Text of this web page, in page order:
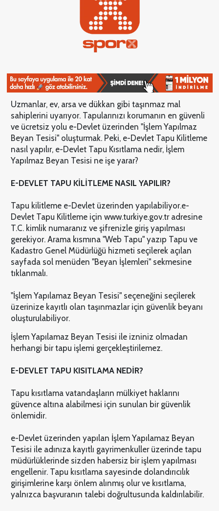
Uzmanlar, ev, arsa ve dükkan gibi taşınmaz mal
sahiplerini uyarıyor. Tapularınızı korumanın en güvenli
ve ücretsiz yolu e-Devlet üzerinden "İşlem Yapılmaz
Beyan Tesisi" oluşturmak. Peki, e-Devlet Tapu Kilitleme
nasıl yapılır, e-Devlet Tapu Kısıtlama nedir, İşlem
Yapılmaz Beyan Tesisi ne işe yarar?
E-DEVLET TAPU KİLİTLEME NASIL YAPILIR?
Tapu kilitleme e-Devlet üzerinden yapılabiliyor.e-
Devlet Tapu Kilitleme için www.turkiye.gov.tr adresine
T.C. kimlik numaranız ve şifrenizle giriş yapılması
gerekiyor. Arama kısmına "Web Tapu" yazıp Tapu ve
Kadastro Genel Müdürlüğü hizmeti seçilerek açılan
sayfada sol menüden "Beyan İşlemleri" sekmesine
tıklanmalı.
"İşlem Yapılamaz Beyan Tesisi" seçeneğini seçilerek
üzerinize kayıtlı olan taşınmazlar için güvenlik beyanı
oluşturulabiliyor.
İşlem Yapılamaz Beyan Tesisi ile izniniz olmadan
herhangi bir tapu işlemi gerçekleştirilemez.
E-DEVLET TAPU KISITLAMA NEDİR?
Tapu kısıtlama vatandaşların mülkiyet haklarını
güvence altına alabilmesi için sunulan bir güvenlik
önlemidir.
e-Devlet üzerinden yapılan İşlem Yapılamaz Beyan
Tesisi ile adınıza kayıtlı gayrimenkuller üzerinde tapu
müdürlüklerinde sizden habersiz bir işlem yapılması
engellenir. Tapu kısıtlama sayesinde dolandırıcılık
girişimlerine karşı önlem alınmış olur ve kısıtlama,
yalnızca başvuranın talebi doğrultusunda kaldırılabilir.